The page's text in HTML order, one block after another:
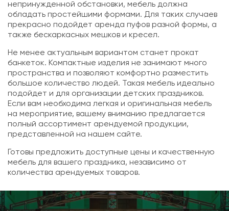
непринужденной обстановки, мебель должна
обладать простейшими формами. Для таких случаев
прекрасно подойдет аренда пуфов разной формы, а
также бескаркасных мешков и кресел.
Не менее актуальным вариантом станет прокат
банкеток. Компактные изделия не занимают много
пространства и позволяют комфортно разместить
большое количество людей. Такая мебель идеально
подойдет и для организации детских праздников.
Если вам необходима легкая и оригинальная мебель
на мероприятие, вашему вниманию предлагается
полный ассортимент арендуемой продукции,
представленной на нашем сайте.
Готовы предложить доступные цены и качественную
мебель для вашего праздника, независимо от
количества арендуемых товаров.